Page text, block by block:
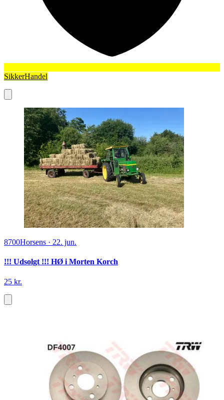
SikkerHandel
8700Horsens · 22. jun.
!!! Udsolgt !!! HØ i Morten Korch
25 kr.